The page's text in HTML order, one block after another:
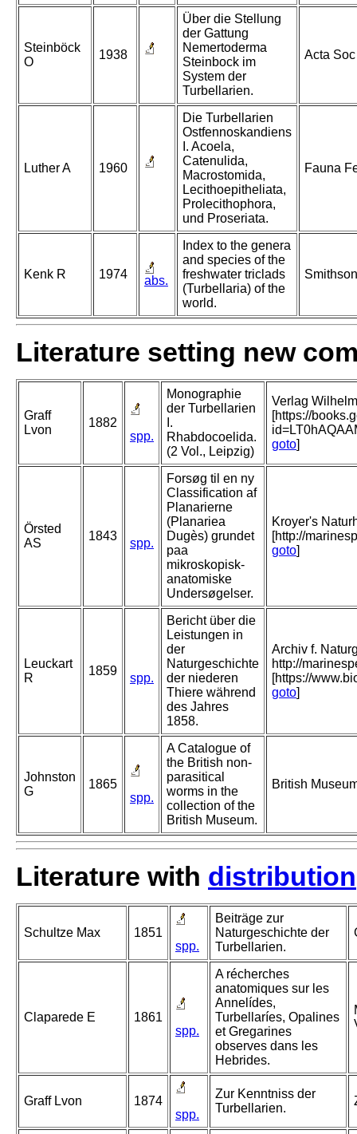
Steinböck
O
1938
Über die Stellung
der Gattung
Nemertoderma
Steinbock im
System der
Turbellarien.
Acta
Luther A 1960
Die Turbellarien
Ostfennoskandiens
I. Acoela,
Catenulida,
Macrostomida,
Lecithoepitheliata,
Prolecithophora,
und Proseriata.
Fauna
Kenk R 1974 abs.
Index to the genera
and species of the
freshwater triclads
(Turbellaria) of the
world.
Literature setting new
Graff
Lvon
1882
spp.
Monographie
der Turbellarien
I.
Rhabdocoelida.
(2 Vol., Leipzig)
Verlag
[https://
goto]
Örsted
AS
1843
spp.
Forsøg til en ny
Classification af
Planarierne
(Planariea
Dugès) grundet
paa
mikroskopisk-
anatomiske
Undersøgelser.
Kroyer's
[http://
goto]
Leuckart
R
1859
spp.
Bericht über die
Leistungen in
der
Naturgeschichte
der niederen
Thiere während
des Jahres
1858.
Archiv f.
http://
[https://
goto]
Johnston
G
1865
spp.
A Catalogue of
the British non-
parasitical
worms in the
collection of the
British Museum.
British
Literature with distribution
Schultze Max
1851
spp.
Beiträge zur
Naturgeschichte der
Turbellarien.
Claparede E
1861
spp.
A récherches
anatomiques sur les
Annelídes,
Turbellaríes, Opalines
et Gregarines
observes dans les
Hebrides.
Graff Lvon
1874
spp.
Zur Kenntniss der
Turbellarien.